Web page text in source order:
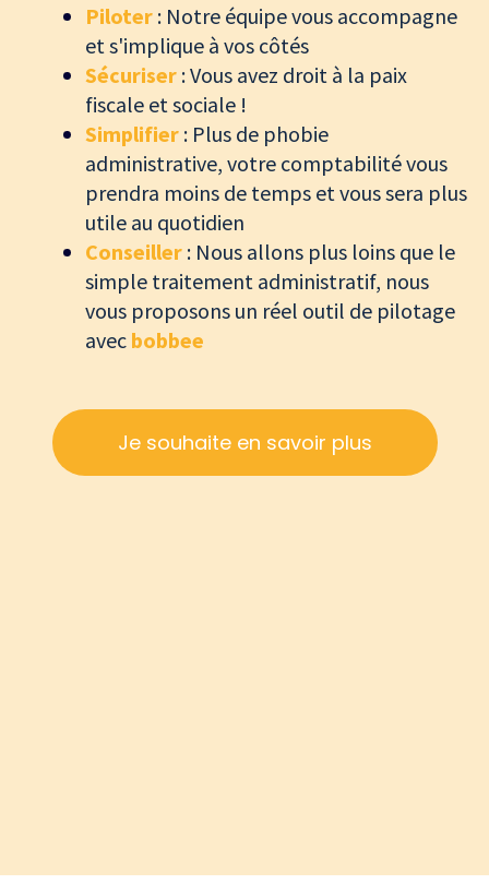
Piloter : Notre équipe vous accompagne
et s'implique à vos côtés
Sécuriser : Vous avez droit à la paix
fiscale et sociale !
Simplifier : Plus de phobie
administrative, votre comptabilité vous
prendra moins de temps et vous sera plus
utile au quotidien
Conseiller : Nous allons plus loins que le
simple traitement administratif, nous
vous proposons un réel outil de pilotage
avec bobbee
Je souhaite en savoir plus